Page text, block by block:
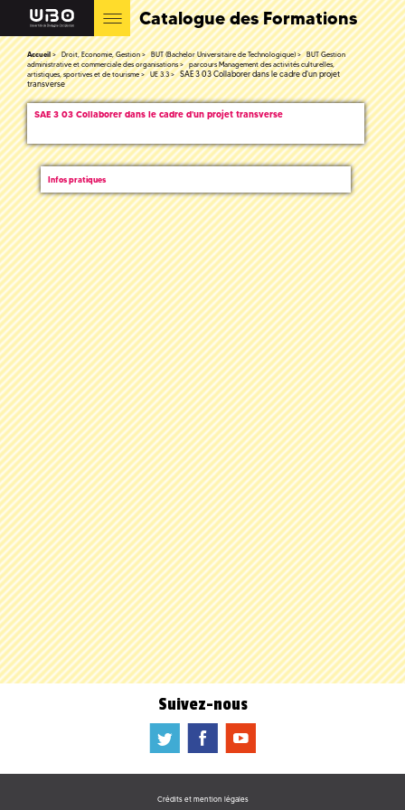
Catalogue des Formations
Accueil Droit, Economie, Gestion BUT (Bachelor Universitaire de Technologique)
BUT Gestion
administrative et commerciale des organisations
parcours Management des activités culturelles,
artistiques, sportives et de tourisme
UE 3.3
SAE 3 03 Collaborer dans le cadre d'un projet
transverse
SAE 3 03 Collaborer dans le cadre d'un projet transverse
Infos pratiques
Suivez-nous
a b f
Crédits et mention légales